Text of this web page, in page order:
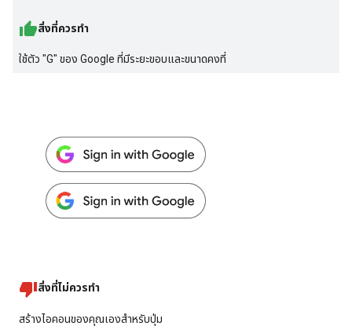
สิ่งที่ควรทำ
ใช้ตัว "G" ของ Google ที่มีระยะขอบและขนาดคงที่
สิ่งที่ไม่ควรทำ
สร้างไอคอนของคุณเองสำหรับปุ่ม